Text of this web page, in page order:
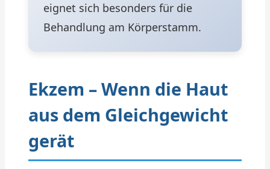
eignet sich besonders für die
Behandlung am Körperstamm.
Ekzem – Wenn die Haut
aus dem Gleichgewicht
gerät